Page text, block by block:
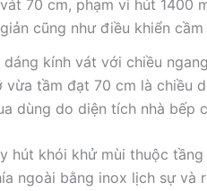
70 cm, phạm vi hút 1400
cũng như điều khiển
dáng kính vát với chiều
tầm đạt 70 cm là chiều
dùng do diện tích nhà bếp
hút khói khử mùi thuộc
ngoài bằng inox lịch sự và